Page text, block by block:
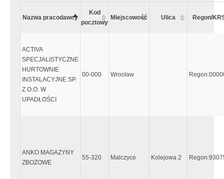
Nazwa pracodawcy
Kod
pocztowy
Miejscowość Ulica Regon/
ACTIVA
SPECJALISTYCZNE
HURTOWNIE
INSTALACYJNE SP.
Z O.O. W
UPADŁOŚCI
00-000 Wrocław
ANKO MAGAZYNY
ZBOŻOWE
55-320 Malczyce Kolejowa 2